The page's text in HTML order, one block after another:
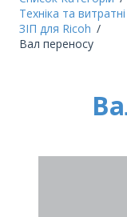
Техніка та
ЗІП для Ricoh
Вал переносу